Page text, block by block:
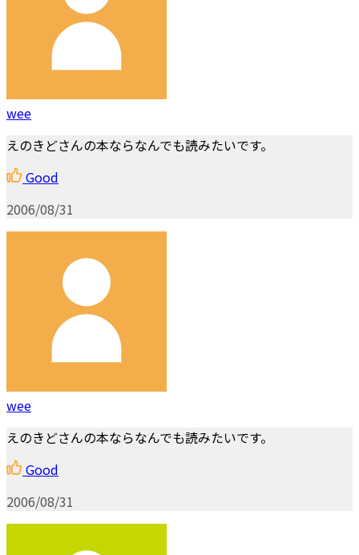
wee
えのきどさんの本ならなんでも読みたいです。
Good
2006/08/31
wee
えのきどさんの本ならなんでも読みたいです。
Good
2006/08/31